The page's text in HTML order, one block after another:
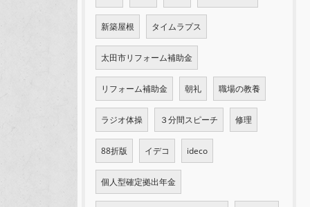
新築屋根 タイムラプス
太田市リフォーム補助金
リフォーム補助金 朝礼 職場の教養
ラジオ体操 ３分間スピーチ 修理
88折版 イデコ ideco
個人型確定拠出年金